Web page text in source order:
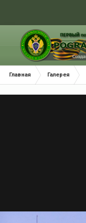
Главная Галерея